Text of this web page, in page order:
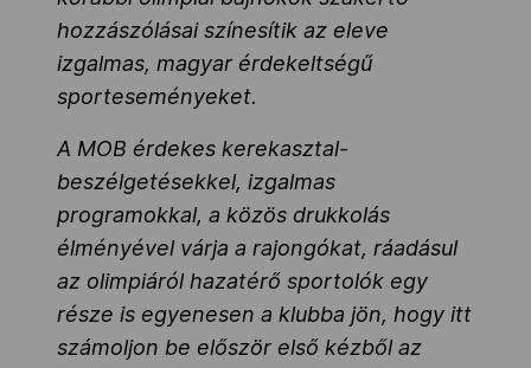
hozzászólásai színesítik az eleve
izgalmas, magyar érdekeltségű
sporteseményeket.
A MOB érdekes kerekasztal-
beszélgetésekkel, izgalmas
programokkal, a közös drukkolás
élményével várja a rajongókat, ráadásul
az olimpiáról hazatérő sportolók egy
része is egyenesen a klubba jön, hogy itt
számoljon be először első kézből az